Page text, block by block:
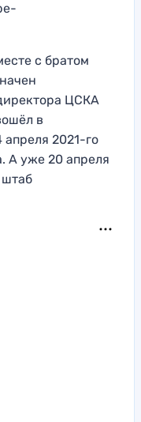
с братом
ЦСКА
в
2021-го
А уже 20 апреля
штаб